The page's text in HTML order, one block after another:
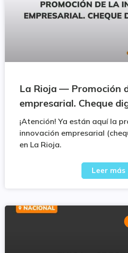
La Rioja — Promoción
empresarial. Cheque
¡Atención! Ya están aquí la
innovación empresarial
en La Rioja.
Leer más